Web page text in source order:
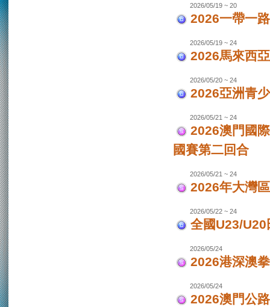
2026/05/19 ~ 20
2026一帶一
2026/05/19 ~ 24
2026馬來西
2026/05/20 ~ 24
2026亞洲青
2026/05/21 ~ 24
2026澳門國
國賽第二回合
2026/05/21 ~ 24
2026年大灣
2026/05/22 ~ 24
全國U23/
2026/05/24
2026港深澳
2026/05/24
2026澳門公